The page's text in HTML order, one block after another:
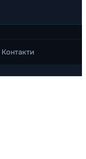
Контакти